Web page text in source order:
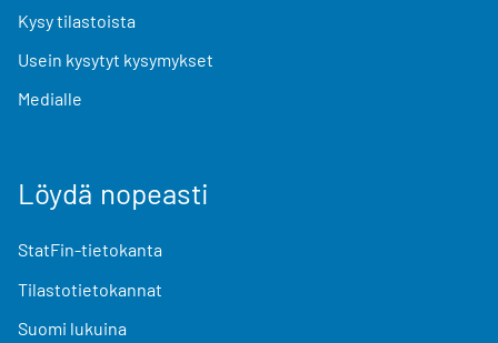
Kysy tilastoista
Usein kysytyt kysymykset
Medialle
Löydä nopeasti
StatFin-tietokanta
Tilastotietokannat
Suomi lukuina